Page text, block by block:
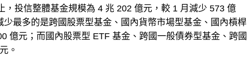
投信整體基金規模為 4 兆 202 億元，較 1 月減少 573 億
最多的是跨國股票型基金、國內貨幣市場型基金、國內槓桿
億元；而國內股票型 ETF 基金、跨國一般債券型基金、跨國
。